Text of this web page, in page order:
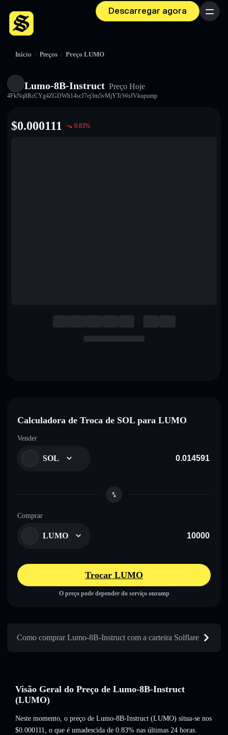
Descarregar agora Menu
Início / Preços / Preço LUMO
Lumo-8B-Instruct Preço Hoje
4FkNq8RcCYg4ZGDWh14scJ7ej3m5vMjYTcWoJVkupump
$0.000111 0.83%
Calculadora de Troca de SOL para LUMO
Vender
SOL
Comprar
LUMO
Trocar LUMO
O preço pode depender do serviço onramp
Como comprar Lumo-8B-Instruct com a carteira Solflare
Visão Geral do Preço de Lumo-8B-Instruct
(LUMO)
Neste momento, o preço de Lumo-8B-Instruct (LUMO) situa-se nos
$0.000111, o que é umadescida de 0.83% nas últimas 24 horas.